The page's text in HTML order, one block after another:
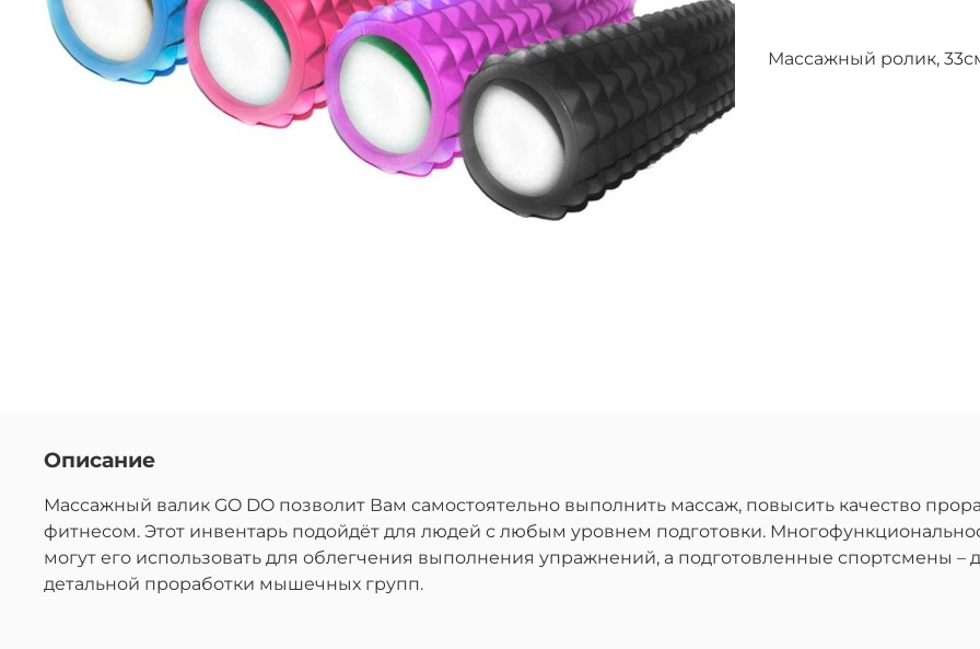
Массажный ролик,
Описание
Массажный валик GO DO позволит Вам самостоятельно выполнить массаж, повысить качество
фитнесом. Этот инвентарь подойдёт для людей с любым уровнем подготовки.
могут его использовать для облегчения выполнения упражнений, а подготовленные спортсмены
детальной проработки мышечных групп.